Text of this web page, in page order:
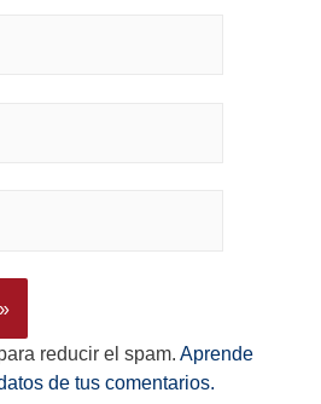
reducir el spam. Aprende
de tus comentarios.